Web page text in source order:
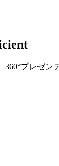
プレゼン